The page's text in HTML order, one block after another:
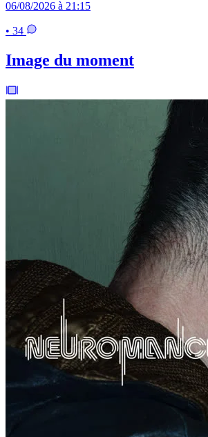
06/08/2026 à 21:15
• 34
Image du moment